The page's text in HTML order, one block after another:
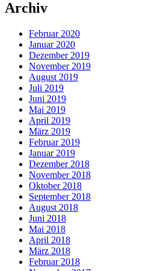
Archiv
Februar 2020
Januar 2020
Dezember 2019
November 2019
August 2019
Juli 2019
Juni 2019
Mai 2019
April 2019
März 2019
Februar 2019
Januar 2019
Dezember 2018
November 2018
Oktober 2018
September 2018
August 2018
Juni 2018
Mai 2018
April 2018
März 2018
Februar 2018